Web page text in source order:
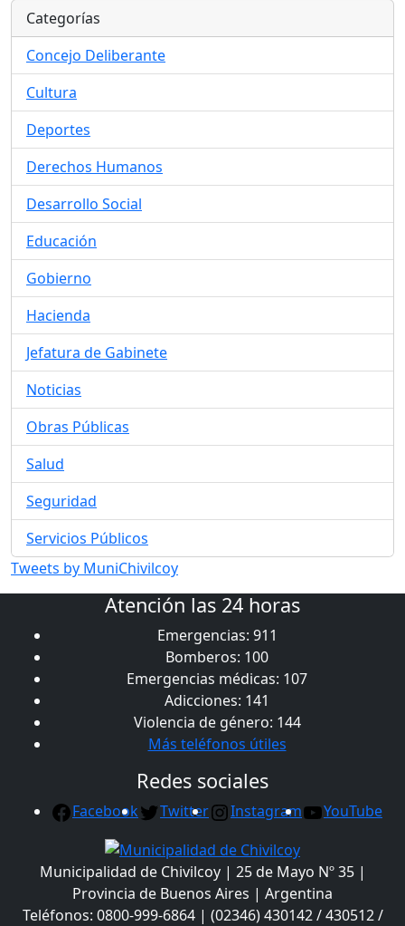
Categorías
Concejo Deliberante
Cultura
Deportes
Derechos Humanos
Desarrollo Social
Educación
Gobierno
Hacienda
Jefatura de Gabinete
Noticias
Obras Públicas
Salud
Seguridad
Servicios Públicos
Tweets by MuniChivilcoy
Atención las 24 horas
Emergencias: 911
Bomberos: 100
Emergencias médicas: 107
Adicciones: 141
Violencia de género: 144
Más teléfonos útiles
Redes sociales
Facebook Twitter Instagram YouTube
Municipalidad de Chivilcoy | 25 de Mayo Nº 35 |
Provincia de Buenos Aires | Argentina
Teléfonos: 0800-999-6864 | (02346) 430142 / 430512 /